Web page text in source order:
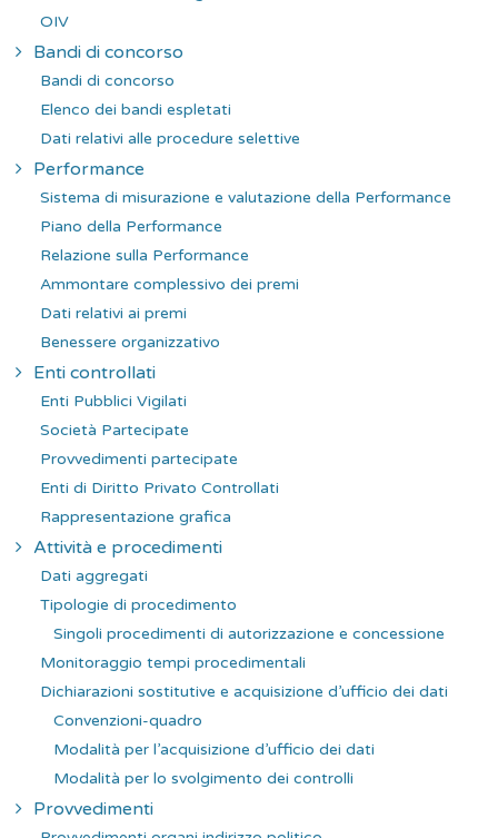
OIV
Bandi di concorso
Bandi di concorso
Elenco dei bandi espletati
Dati relativi alle procedure selettive
Performance
Sistema di misurazione e valutazione della Performance
Piano della Performance
Relazione sulla Performance
Ammontare complessivo dei premi
Dati relativi ai premi
Benessere organizzativo
Enti controllati
Enti Pubblici Vigilati
Società Partecipate
Provvedimenti partecipate
Enti di Diritto Privato Controllati
Rappresentazione grafica
Attività e procedimenti
Dati aggregati
Tipologie di procedimento
Singoli procedimenti di autorizzazione e concessione
Monitoraggio tempi procedimentali
Dichiarazioni sostitutive e acquisizione d’ufficio dei dati
Convenzioni-quadro
Modalità per l’acquisizione d’ufficio dei dati
Modalità per lo svolgimento dei controlli
Provvedimenti